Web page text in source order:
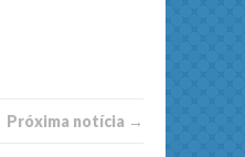
Próxima notí­­cia →